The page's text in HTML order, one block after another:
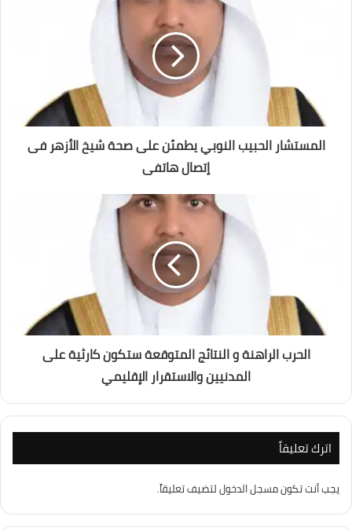
المستشار الحبيب النوبي يطمئن على صحة شيخ الأزهر فى
إتصال هاتفى
الحرب الراهنة و النتائج المتوقعة ستكون كارثية على
المدنيين والاستقرار الإقليمي
اترك تعليقاً
يجب أنت تكونمسجل الدخوللتضيف تعليقاً.